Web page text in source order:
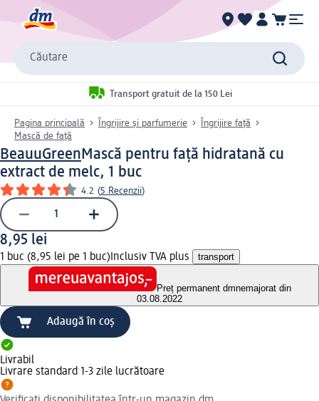
Căutare
Transport gratuit de la 150 Lei
Pagina principală Îngrijire și parfumerie
Îngrijire față
Mască de față
BeauuGreenMască pentru față hidratană cu
extract de melc, 1 buc
4.2 (5 Recenzii)
8,95 lei
1 buc (8,95 lei pe 1 buc) Inclusiv TVA plus transport
Preț permanent dmnemajorat din
03.08.2022
Adaugă în coș
Livrabil
Livrare standard 1-3 zile lucrătoare